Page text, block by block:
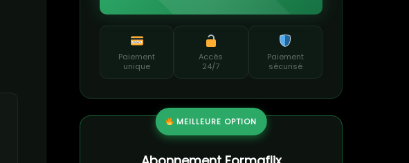
Paiement
unique
Accès
24/7
Paiement
sécurisé
MEILLEURE OPTION